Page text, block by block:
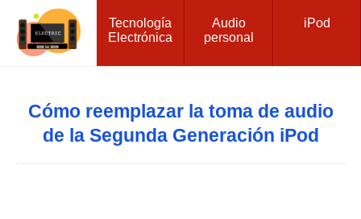
Tecnología
Electrónica
Audio
personal
iPod
Cómo reemplazar la toma de audio
de la Segunda Generación iPod